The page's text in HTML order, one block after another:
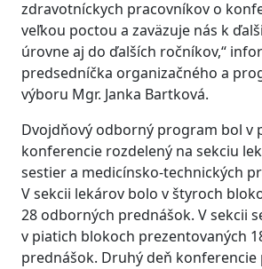
zdravotníckych pracovníkov o
veľkou poctou a zaväzuje nás k
úrovne aj do ďalších ročníkov,“
predsedníčka organizačného a
výboru Mgr. Janka Bartková.
Dvojdňový odborný program bol v
konferencie rozdelený na sekciu
sestier a medicínsko-technických
V sekcii lekárov bolo v štyroch
28 odborných prednášok. V sekcii
v piatich blokoch prezentovaných
prednášok. Druhý deň konferencie